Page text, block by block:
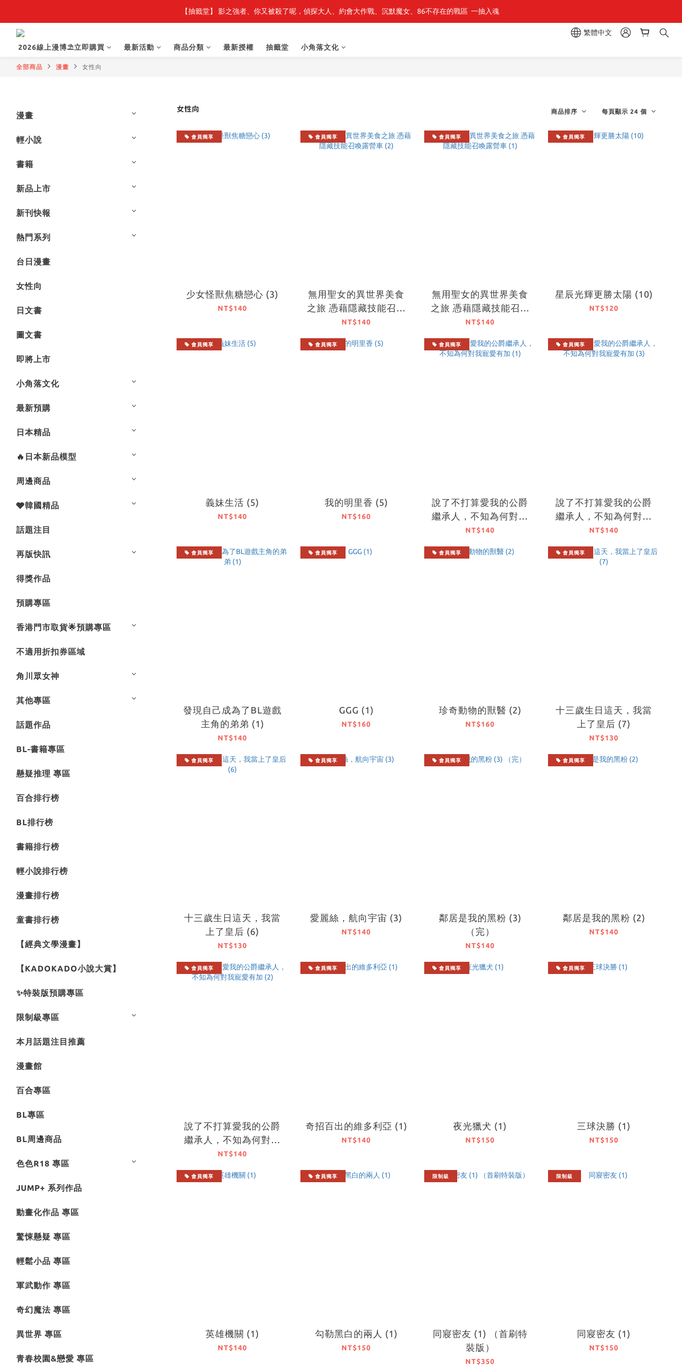
最新開賣🔥「全知讀者視角」 周邊商品
【抽籤堂】 影之強者、你又被殺了呢，偵探大人、約會大作戰、沉默魔女、86不存在的戰區  一抽入魂
繁體中文
2026線上漫博⛱️立即購買
最新活動 商品分類 最新授權 抽籤堂 小角落文化
全部商品 漫畫 女性向
漫畫
輕小說
書籍
新品上市
新刊快報
熱門系列
台日漫畫
女性向
日文書
圖文書
即將上市
小角落文化
最新預購
日本精品
🔥日本新品模型
周邊商品
🩶韓國精品
話題注目
再版快訊
得獎作品
預購專區
香港門市取貨🌟預購專區
不適用折扣券區域
角川眾女神
其他專區
話題作品
BL-書籍專區
懸疑推理 專區
百合排行榜
BL排行榜
書籍排行榜
輕小說排行榜
漫畫排行榜
童書排行榜
【經典文學漫畫】
【KADOKADO小說大賞】
✨特裝版預購專區
限制級專區
本月話題注目推薦
漫畫館
百合專區
BL專區
BL周邊商品
色色R18 專區
JUMP+ 系列作品
動畫化作品 專區
驚悚懸疑 專區
輕鬆小品 專區
軍武動作 專區
奇幻魔法 專區
異世界 專區
青春校園&戀愛 專區
女性向 商品排序 每頁顯示 24 個
會員獨享
少女怪獸焦糖戀心 (3)
NT$140
會員獨享
無用聖女的異世界美食
之旅 憑藉隱藏技能召喚
露營車 (2)
NT$140
會員獨享
無用聖女的異世界美食
之旅 憑藉隱藏技能召喚
露營車 (1)
NT$140
會員獨享
星辰光輝更勝太陽 (10)
NT$120
會員獨享
義妹生活 (5)
NT$140
會員獨享
我的明里香 (5)
NT$160
會員獨享
說了不打算愛我的公爵
繼承人，不知為何對我
寵愛有加 (1)
NT$140
會員獨享
說了不打算愛我的公爵
繼承人，不知為何對我
寵愛有加 (3)
NT$140
會員獨享
發現自己成為了BL遊戲
主角的弟弟 (1)
NT$140
會員獨享
GGG (1)
NT$160
會員獨享
珍奇動物的獸醫 (2)
NT$160
會員獨享
十三歲生日這天，我當
上了皇后 (7)
NT$130
會員獨享
十三歲生日這天，我當
上了皇后 (6)
NT$130
會員獨享
愛麗絲，航向宇宙 (3)
NT$140
會員獨享
鄰居是我的黑粉 (3)
（完）
NT$140
會員獨享
鄰居是我的黑粉 (2)
NT$140
會員獨享
說了不打算愛我的公爵
繼承人，不知為何對我
寵愛有加 (2)
NT$140
會員獨享
奇招百出的維多利亞 (1)
NT$140
會員獨享
夜光獵犬 (1)
NT$150
會員獨享
三球決勝 (1)
NT$150
會員獨享
英雄機關 (1)
NT$140
會員獨享
勾勒黑白的兩人 (1)
NT$150
限制級
同寢密友 (1) （首刷特
裝版）
NT$350
限制級
同寢密友 (1)
NT$150